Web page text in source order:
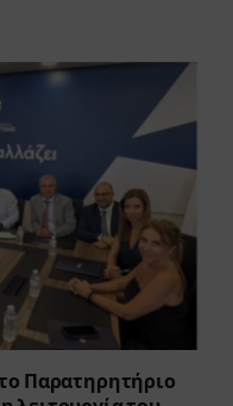
το Παρατηρητήριο